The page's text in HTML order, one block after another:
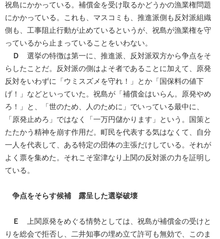
祝島にかかっている。補償金を受け取るかどうかの漁業権問題
にかかっている。これも、マスコミも、推進派側も反対派組織
側も、工事阻止行動が止めているというが、祝島が漁業権を守
っているから止まっていることをいわない。
Ｄ
選挙の特徴は第一に、推進派、反対派双方から争点をそ
らしたことだ。反対派の側はよそ者であることに加えて、原発
反対をいわずに「ウミスズメを守れ！」とか「国保料の値下
げ！」などといっていた。祝島が「補償金はいらん。原発やめ
ろ！」と、「世のため、人のために」でいっている最中に、
「原発止めろ」ではなく「一万円儲かります」という。国策と
たたかう精神を崩す作用だ。町民を代表する気はなくて、自分
一人を代表して、ある特定の団体の主張だけしている。それが
よく票を集めた。それこそ室津なり上関の反対派の力を証明し
ている。
争点をそらす候補 露呈した選挙破壊
Ｅ
上関原発をめぐる情勢としては、祝島が補償金の受けと
りを総会で拒否し、二井知事の埋め立て許可も無効で、このま